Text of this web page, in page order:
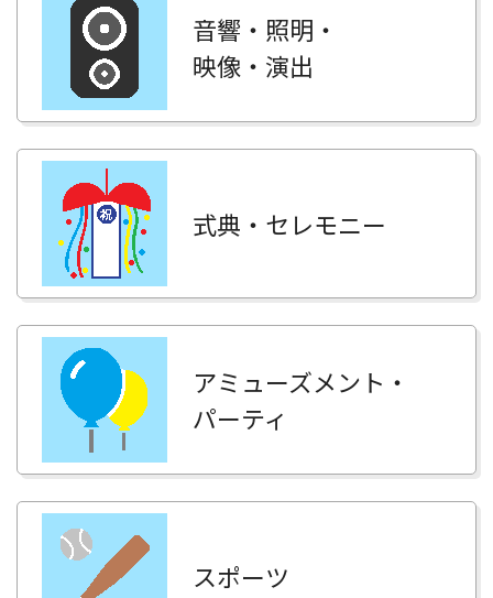
音響・照明・
映像・演出
式典・セレモニー
アミューズメント・
パーティ
スポーツ